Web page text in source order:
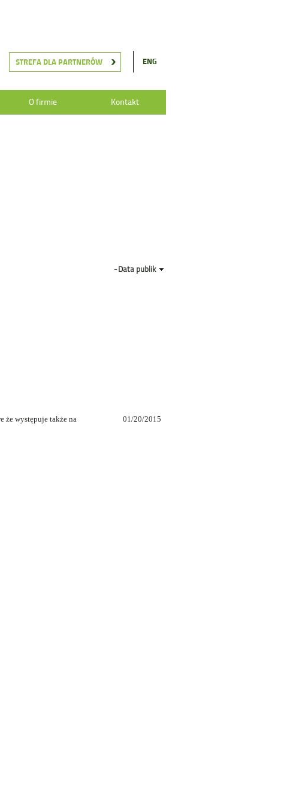
STREFA DLA PARTNERÓW ENG
O firmie Kontakt
-Data publik
że występuje także na
01/20/2015